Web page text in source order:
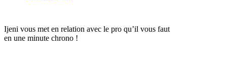
Ijeni vous met en relation avec le pro qu’il vous faut
en une minute chrono !